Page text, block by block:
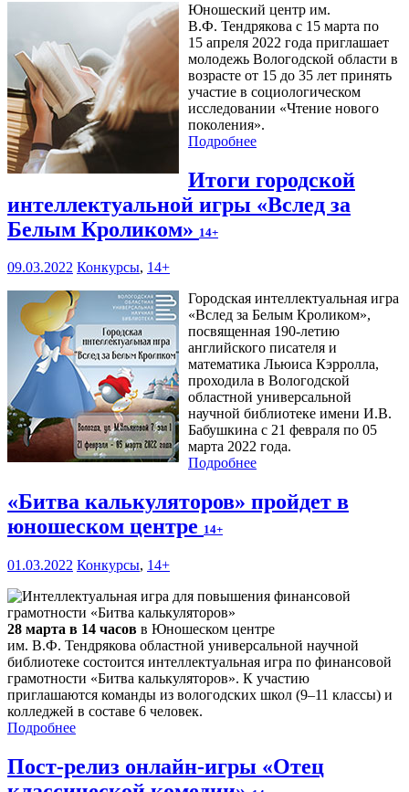
Юношеский центр им.
В.Ф. Тендрякова с 15 марта по
15 апреля 2022 года приглашает
молодежь Вологодской области в
возрасте от 15 до 35 лет принять
участие в социологическом
исследовании «Чтение нового
поколения».
Подробнее
Итоги городской
интеллектуальной игры «Вслед за
Белым Кроликом» 14+
09.03.2022 Конкурсы, 14+
Городская интеллектуальная игра
«Вслед за Белым Кроликом»,
посвященная 190-летию
английского писателя и
математика Льюиса Кэрролла,
проходила в Вологодской
областной универсальной
научной библиотеке имени И.В.
Бабушкина с 21 февраля по 05
марта 2022 года.
Подробнее
«Битва калькуляторов» пройдет в
юношеском центре 14+
01.03.2022 Конкурсы, 14+
28 марта в 14 часов в Юношеском центре
им. В.Ф. Тендрякова областной универсальной научной
библиотеке состоится интеллектуальная игра по финансовой
грамотности «Битва калькуляторов». К участию
приглашаются команды из вологодских школ (9–11 классы) и
колледжей в составе 6 человек.
Подробнее
Пост-релиз онлайн-игры «Отец